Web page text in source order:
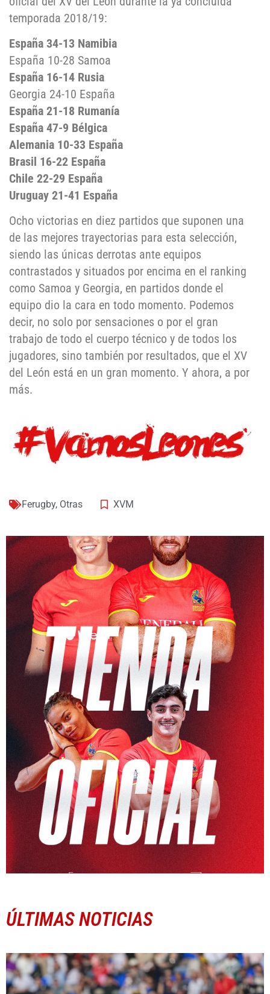
temporada 2018/19:
España 34-13 Namibia
España 10-28 Samoa
España 16-14 Rusia
Georgia 24-10 España
España 21-18 Rumanía
España 47-9 Bélgica
Alemania 10-33 España
Brasil 16-22 España
Chile 22-29 España
Uruguay 21-41 España
Ocho victorias en diez partidos que suponen una
de las mejores trayectorias para esta selección,
siendo las únicas derrotas ante equipos
contrastados y situados por encima en el ranking
como Samoa y Georgia, en partidos donde el
equipo dio la cara en todo momento. Podemos
decir, no solo por sensaciones o por el gran
trabajo de todo el cuerpo técnico y de todos los
jugadores, sino también por resultados, que el XV
del León está en un gran momento. Y ahora, a por
más.
Ferugby, Otras XVM
ÚLTIMAS NOTICIAS